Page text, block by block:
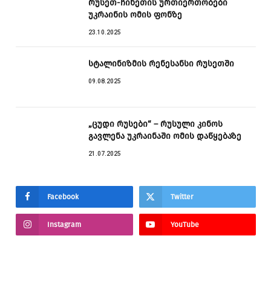
რუსეთ-ჩინეთის ურთიერთობები
უკრაინის ომის ფონზე
23.10.2025
სტალინიზმის რენესანსი რუსეთში
09.08.2025
„ცუდი რუსები“ – რუსული კინოს
გავლენა უკრაინაში ომის დაწყებაზე
21.07.2025
Facebook Twitter
Instagram YouTube